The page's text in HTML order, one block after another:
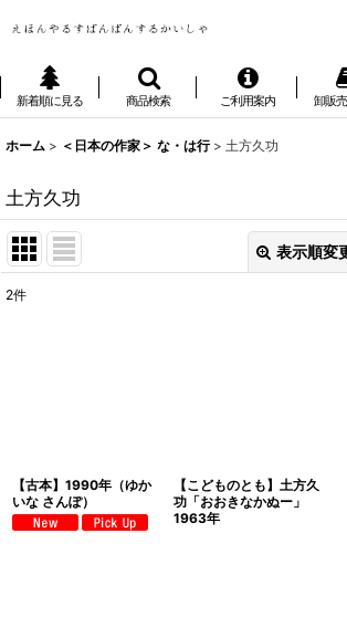
新着順に見る 商品検索 ご利用案内 卸販
ホーム > ＜日本の作家＞ な・は行 > 土方久功
土方久功
表示順変
2件
【古本】1990年（ゆか
いな さんぽ）
【こどものとも】土方久
功「おおきなかぬー」
1963年